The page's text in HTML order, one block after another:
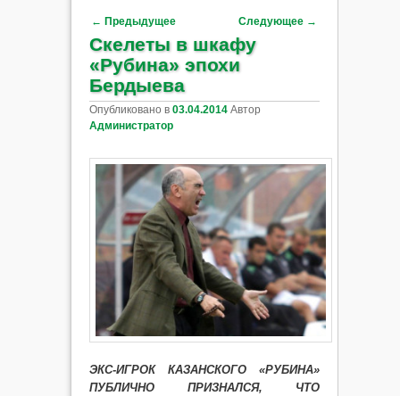
Навигация по записям
← Предыдущее Следующее →
Скелеты в шкафу
«Рубина» эпохи
Бердыева
Опубликовано в 03.04.2014 Автор
Администратор
ЭКС-ИГРОК КАЗАНСКОГО «РУБИНА»
ПУБЛИЧНО ПРИЗНАЛСЯ, ЧТО